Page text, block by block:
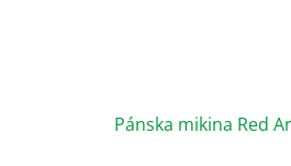
Pánska mikina Red